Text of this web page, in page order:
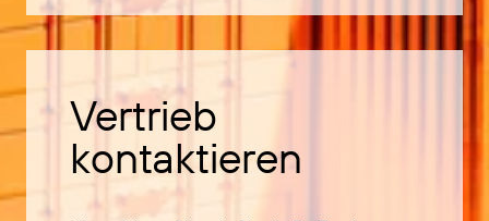
Vertrieb
kontaktieren